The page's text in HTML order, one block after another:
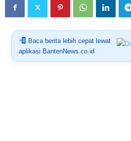
Baca berita lebih cepat lewat
aplikasi BantenNews.co.id